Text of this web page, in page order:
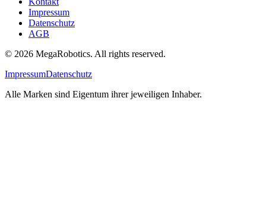
Impressum
Datenschutz
AGB
© 2026 MegaRobotics. All rights reserved.
ImpressumDatenschutz
Alle Marken sind Eigentum ihrer jeweiligen Inhaber.